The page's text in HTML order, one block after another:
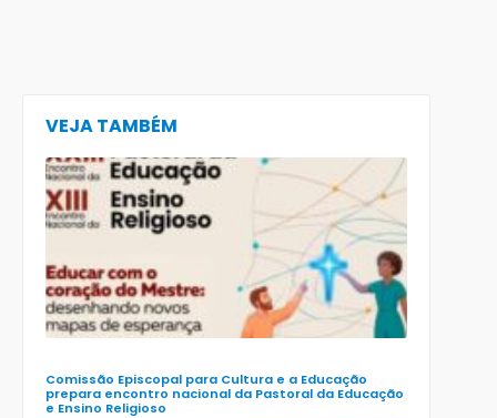
VEJA TAMBÉM
Comissão Episcopal para Cultura e a Educação
prepara encontro nacional da Pastoral da Educação
e Ensino Religioso